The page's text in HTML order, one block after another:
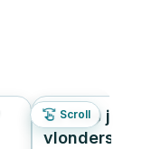
Scroll
Zo kies je